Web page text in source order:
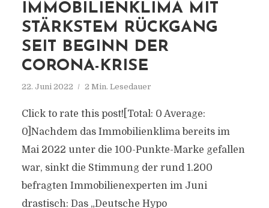
IMMOBILIENKLIMA MIT
STÄRKSTEM RÜCKGANG
SEIT BEGINN DER
CORONA-KRISE
22. Juni 2022 2 Min. Lesedauer
Click to rate this post![Total: 0 Average:
0]Nachdem das Immobilienklima bereits im
Mai 2022 unter die 100-Punkte-Marke gefallen
war, sinkt die Stimmung der rund 1.200
befragten Immobilienexperten im Juni
drastisch: Das „Deutsche Hypo